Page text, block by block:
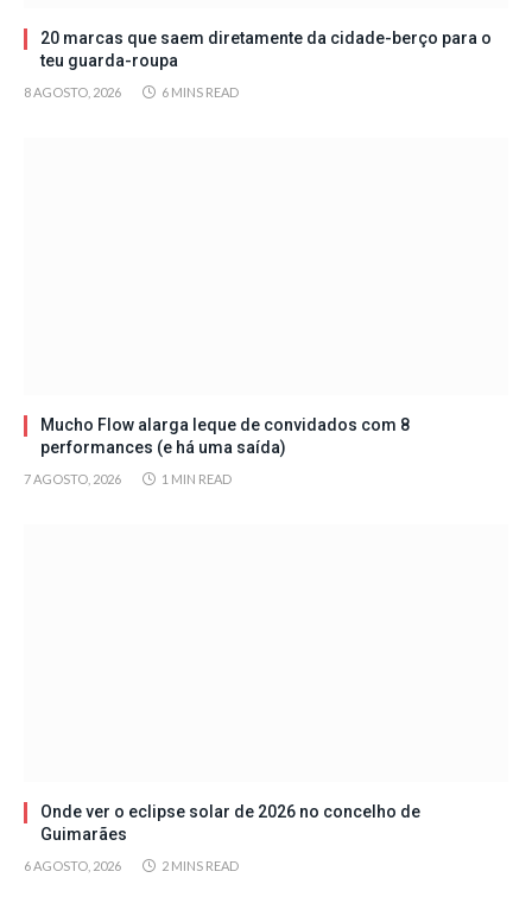
20 marcas que saem diretamente da cidade-berço para o
teu guarda-roupa
8 AGOSTO, 2026 6 MINS READ
Mucho Flow alarga leque de convidados com 8
performances (e há uma saída)
7 AGOSTO, 2026 1 MIN READ
Onde ver o eclipse solar de 2026 no concelho de
Guimarães
6 AGOSTO, 2026 2 MINS READ